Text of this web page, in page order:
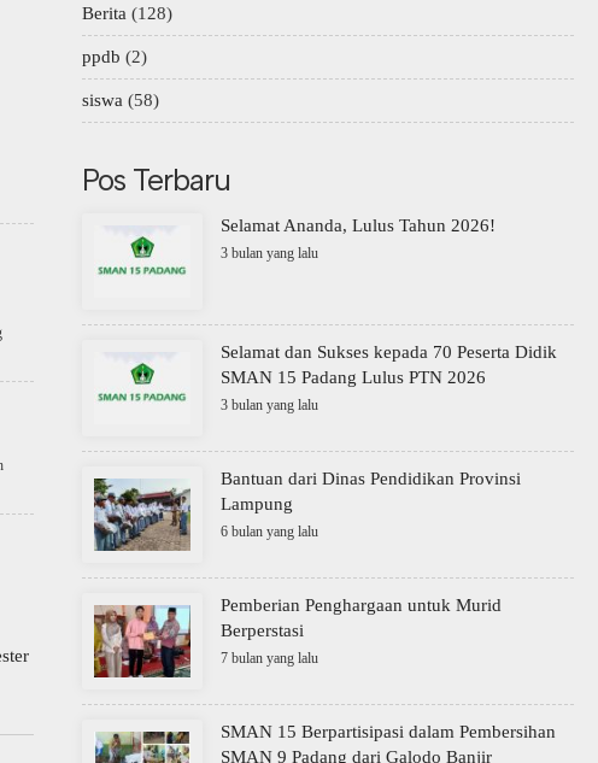
Berita (128)
ppdb (2)
siswa (58)
Pos Terbaru
Selamat Ananda, Lulus Tahun 2026!
3 bulan yang lalu
Selamat dan Sukses kepada 70 Peserta Didik
SMAN 15 Padang Lulus PTN 2026
3 bulan yang lalu
Bantuan dari Dinas Pendidikan Provinsi
Lampung
6 bulan yang lalu
Pemberian Penghargaan untuk Murid
Berperstasi
7 bulan yang lalu
SMAN 15 Berpartisipasi dalam Pembersihan
SMAN 9 Padang dari Galodo Banjir